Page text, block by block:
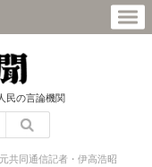
民の言論機関
共同通信記者・伊高浩昭